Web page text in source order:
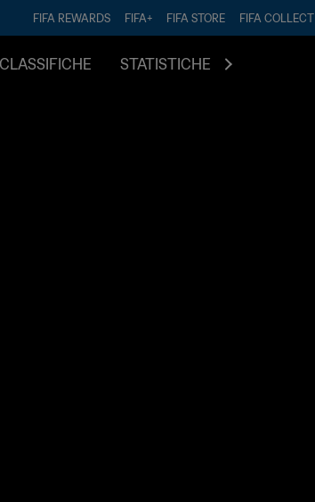
FIFA REWARDS FIFA+ FIFA STORE FIFA COLLECT
CLASSIFICHE STATISTICHE